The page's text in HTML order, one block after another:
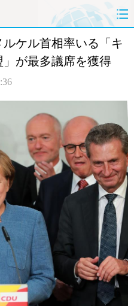
経済
ケル首相率いる「キ
が最多議席を獲得